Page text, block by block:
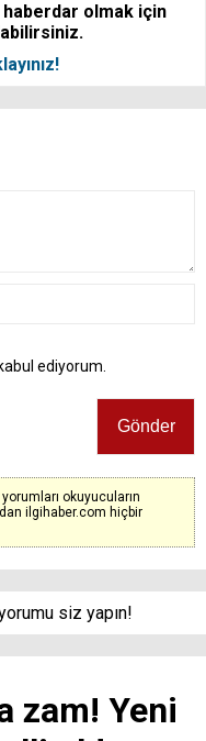
haberdar olmak için
ediyorum.
okuyucuların
ilgihaber.com hiçbir
siz yapın!
zam! Yeni